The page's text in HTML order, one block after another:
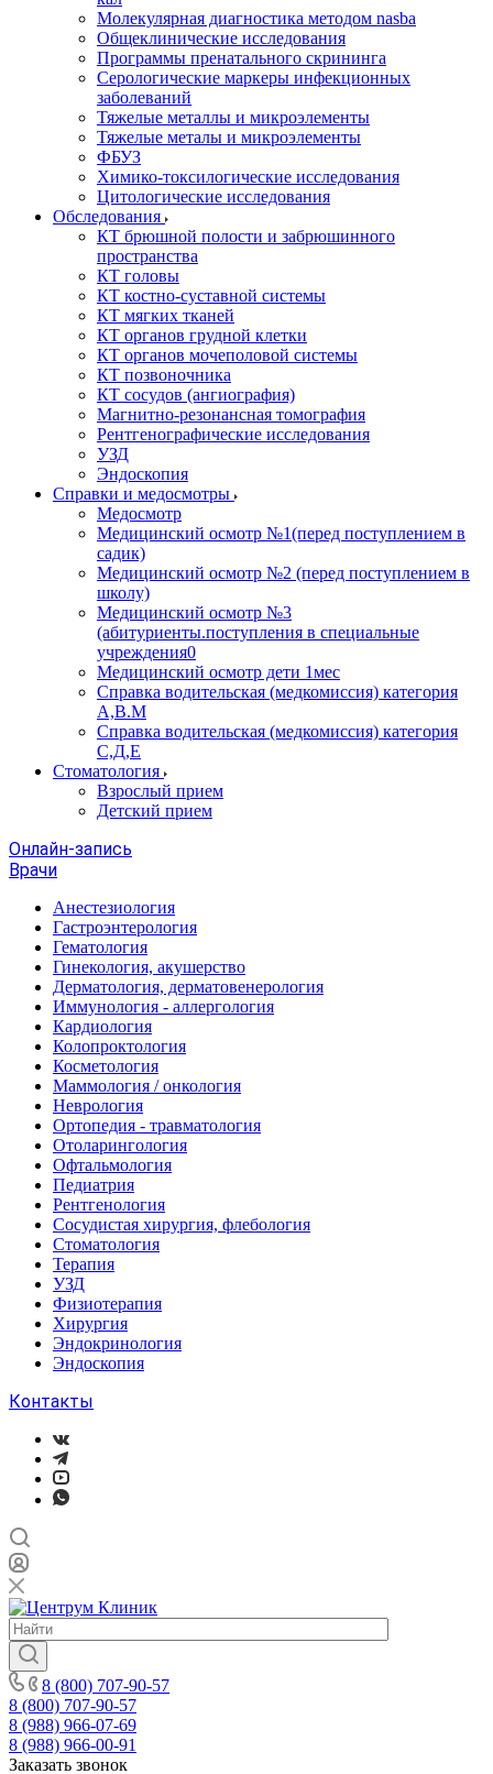
Молекулярная диагностика методом nasba
Общеклинические исследования
Программы пренатального скрининга
Серологические маркеры инфекционных
заболеваний
Тяжелые металлы и микроэлементы
Тяжелые металы и микроэлементы
ФБУЗ
Химико-токсилогические исследования
Цитологические исследования
Обследования
КТ брюшной полости и забрюшинного
пространства
КТ головы
КТ костно-суставной системы
КТ мягких тканей
КТ органов грудной клетки
КТ органов мочеполовой системы
КТ позвоночника
КТ сосудов (ангиография)
Магнитно-резонансная томография
Рентгенографические исследования
УЗД
Эндоскопия
Справки и медосмотры
Медосмотр
Медицинский осмотр №1(перед поступлением в
садик)
Медицинский осмотр №2 (перед поступлением в
школу)
Медицинский осмотр №3
(абитуриенты.поступления в специальные
учреждения0
Медицинский осмотр дети 1мес
Справка водительская (медкомиссия) категория
А,В.М
Справка водительская (медкомиссия) категория
С,Д,Е
Стоматология
Взрослый прием
Детский прием
Онлайн-запись
Врачи
Анестезиология
Гастроэнтерология
Гематология
Гинекология, акушерство
Дерматология, дерматовенерология
Иммунология - аллергология
Кардиология
Колопроктология
Косметология
Маммология / онкология
Неврология
Ортопедия - травматология
Отоларингология
Офтальмология
Педиатрия
Рентгенология
Сосудистая хирургия, флебология
Стоматология
Терапия
УЗД
Физиотерапия
Хирургия
Эндокринология
Эндоскопия
Контакты
8 (800) 707-90-57
8 (800) 707-90-57
8 (988) 966-07-69
8 (988) 966-00-91
Заказать звонок